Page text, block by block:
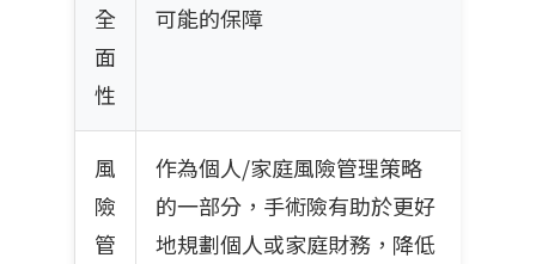
全
面
性
可能的保障
風
險
管
作為個人/家庭風險管理策略
的一部分，手術險有助於更好
地規劃個人或家庭財務，降低